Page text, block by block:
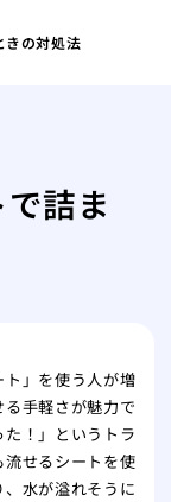
きの対処法
プ
家
ー
水
家
詰ま
」を使う人が増
手軽さが魅力で
！」というトラ
せるシートを使
水が溢れそうに